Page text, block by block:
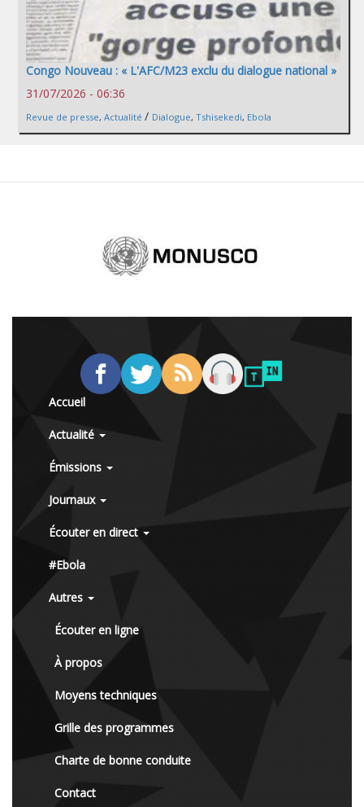
Congo Nouveau : « L'AFC/M23 exclu du dialogue national »
31/07/2026 - 06:36
Revue de presse, Actualité / Dialogue, Tshisekedi, Ebola
Accueil
Actualité
Émissions
Journaux
Écouter en direct
#Ebola
Autres
Écouter en ligne
À propos
Moyens techniques
Grille des programmes
Charte de bonne conduite
Contact